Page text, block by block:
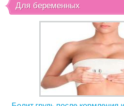
Для беременных